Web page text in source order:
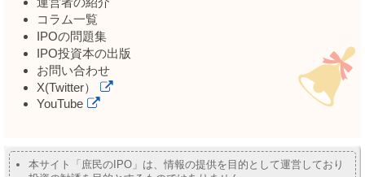
コラム一覧
IPOの問題集
IPO投資本の出版
お問い合わせ
X(Twitter）
YouTube
本サイト「庶民のIPO」は、情報の提供を目的として運営しており